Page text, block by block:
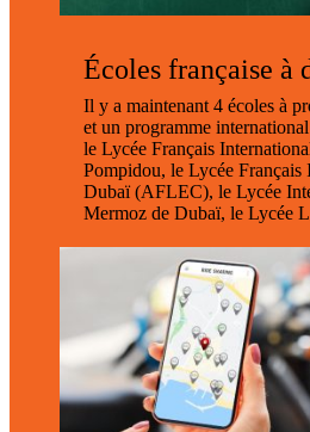
Écoles française à
Il y a maintenant 4 écoles à
et un programme
le Lycée Français
Pompidou, le Lycée Français
Dubaï (AFLEC), le Lycée
Mermoz de Dubaï, le Lycée